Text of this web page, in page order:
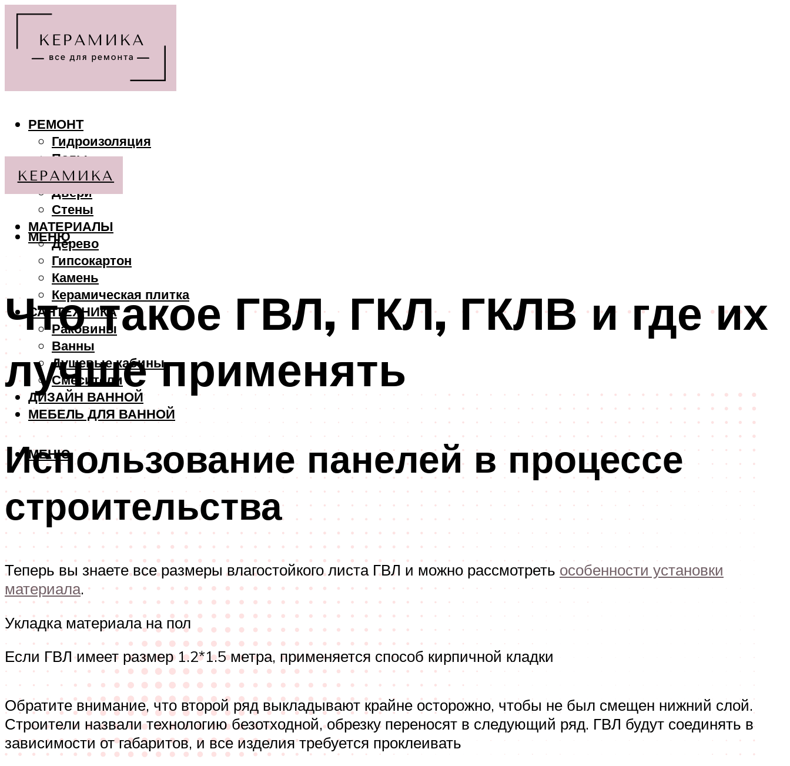
РЕМОНТ
Гидроизоляция
Полы
Потолки
Двери
Стены
МАТЕРИАЛЫ
Дерево
Гипсокартон
Камень
Керамическая плитка
САНТЕХНИКА
Раковины
Ванны
Душевые кабины
Смесители
ДИЗАЙН ВАННОЙ
МЕБЕЛЬ ДЛЯ ВАННОЙ
МЕНЮ
МЕНЮ
Что такое ГВЛ, ГКЛ, ГКЛВ и где их
лучше применять
Использование панелей в процессе
строительства
Теперь вы знаете все размеры влагостойкого листа ГВЛ и можно рассмотреть особенности установки
материала.
Укладка материала на пол
Если ГВЛ имеет размер 1.2*1.5 метра, применяется способ кирпичной кладки
Обратите внимание, что второй ряд выкладывают крайне осторожно, чтобы не был смещен нижний слой.
Строители назвали технологию безотходной, обрезку переносят в следующий ряд. ГВЛ будут соединять в
зависимости от габаритов, и все изделия требуется проклеивать